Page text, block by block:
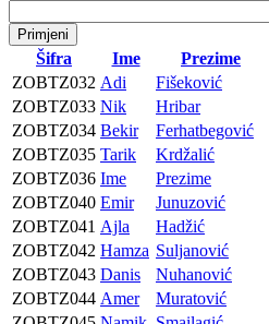
Šifra Ime Prezime
ZOBTZ032 Adi Fišeković
ZOBTZ033 Nik Hribar
ZOBTZ034 Bekir Ferhatbegović
ZOBTZ035 Tarik Krdžalić
ZOBTZ036 Ime Prezime
ZOBTZ040 Emir Junuzović
ZOBTZ041 Ajla Hadžić
ZOBTZ042 Hamza Suljanović
ZOBTZ043 Danis Nuhanović
ZOBTZ044 Amer Muratović